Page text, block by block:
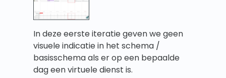
In deze eerste iteratie geven we geen
visuele indicatie in het schema /
basisschema als er op een bepaalde
dag een virtuele dienst is.